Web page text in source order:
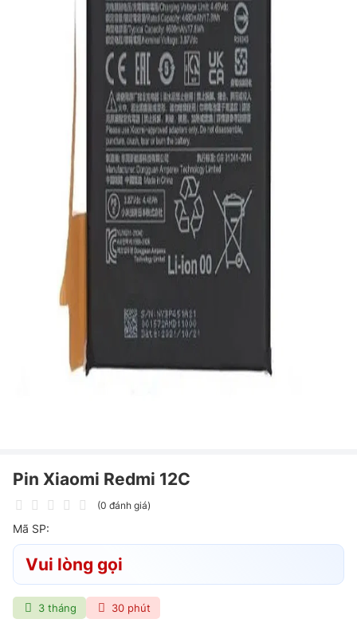
Pin Xiaomi Redmi 12C
(0 đánh giá)
Mã SP:
Vui lòng gọi
3 tháng 30 phút